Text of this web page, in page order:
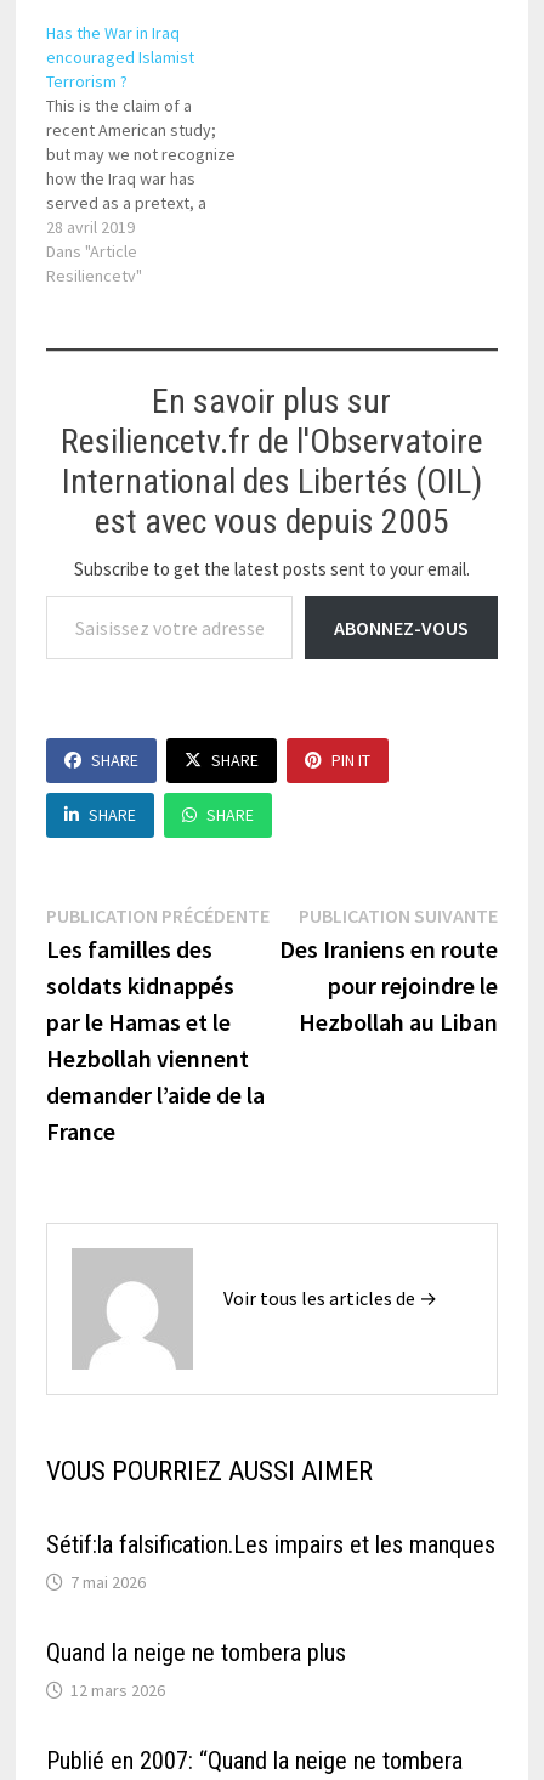
Has the War in Iraq
encouraged Islamist
Terrorism ?
This is the claim of a
recent American study;
but may we not recognize
how the Iraq war has
served as a pretext, a
justification of totalitarian
methods, which had no
need of such a pretext
28 avril 2019
Dans "Article
Resiliencetv"
En savoir plus sur
Resiliencetv.fr de l'Observatoire
International des Libertés (OIL)
est avec vous depuis 2005
Subscribe to get the latest posts sent to your email.
Saisissez votre adresse e-mail…
ABONNEZ-VOUS
SHARE SHARE PIN IT
SHARE SHARE
Navigation
de
l’article
PUBLICATION PRÉCÉDENTEPublication
précédente :
Les familles des
soldats kidnappés
par le Hamas et le
Hezbollah viennent
demander l’aide de la
France
PUBLICATION SUIVANTE
Des Iraniens en route
pour rejoindre le
Hezbollah au Liban
Voir tous les articles de →
VOUS POURRIEZ AUSSI AIMER
Sétif:la falsification.Les impairs et les manques
7 mai 2026
Quand la neige ne tombera plus
12 mars 2026
Publié en 2007: “Quand la neige ne tombera